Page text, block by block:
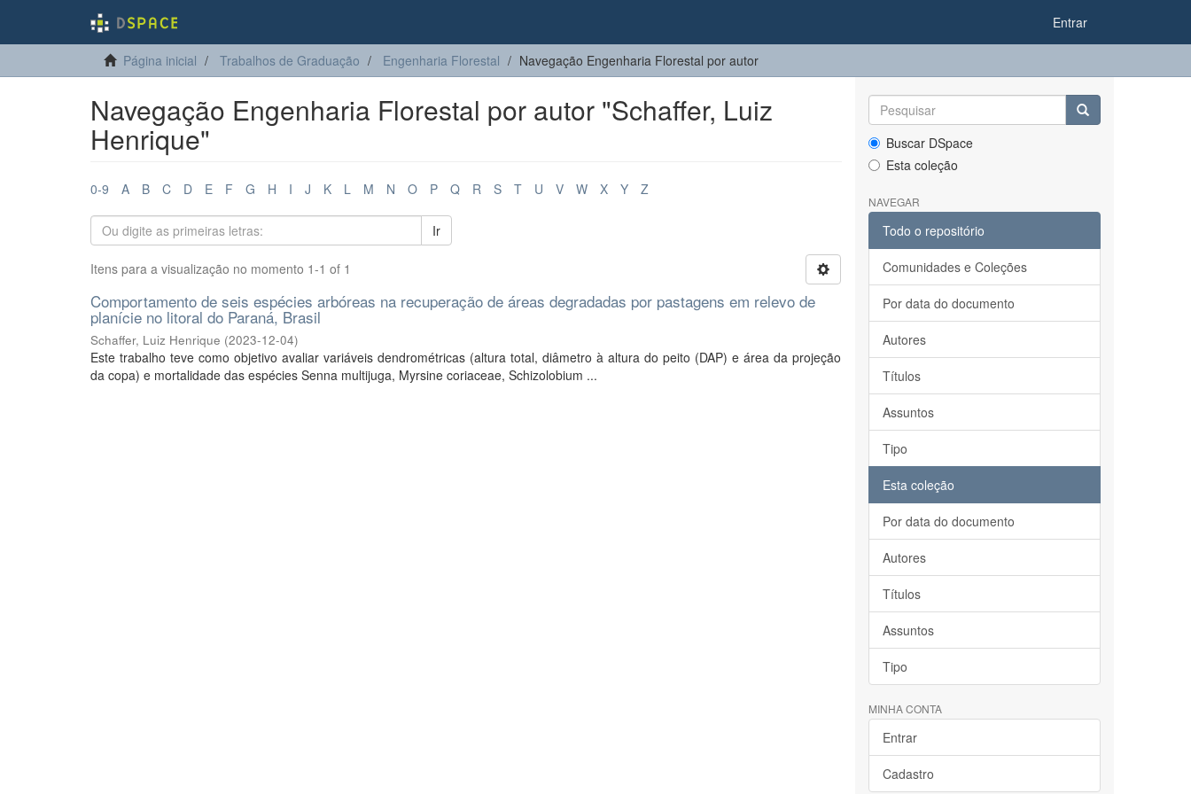
Entrar
Página inicial Trabalhos de Graduação Engenharia Florestal Navegação Engenharia Florestal por autor
Navegação Engenharia Florestal por autor "Schaffer, Luiz
Henrique"
0-9 A B C D E F G H I J K L M N O P Q R S T U V W X Y Z
Ir
Itens para a visualização no momento 1-1 of 1
Comportamento de seis espécies arbóreas na recuperação de áreas degradadas por pastagens em relevo de
planície no litoral do Paraná, Brasil
Schaffer, Luiz Henrique (2023-12-04)
Este trabalho teve como objetivo avaliar variáveis dendrométricas (altura total, diâmetro à altura do peito (DAP) e área da projeção
da copa) e mortalidade das espécies Senna multijuga, Myrsine coriaceae, Schizolobium ...
Buscar DSpace
Esta coleção
NAVEGAR
Todo o repositório
Comunidades e Coleções
Por data do documento
Autores
Títulos
Assuntos
Tipo
Esta coleção
Por data do documento
Autores
Títulos
Assuntos
Tipo
MINHA CONTA
Entrar
Cadastro